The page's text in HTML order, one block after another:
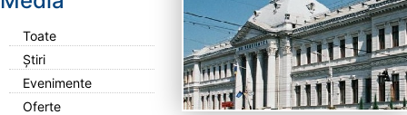
Toate
Știri
Evenimente
Oferte